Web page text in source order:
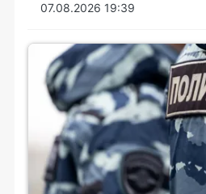
07.08.2026 19:39